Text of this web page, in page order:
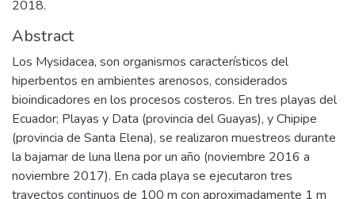
2018.
Abstract
Los Mysidacea, son organismos característicos del
hiperbentos en ambientes arenosos, considerados
bioindicadores en los procesos costeros. En tres playas del
Ecuador; Playas y Data (provincia del Guayas), y Chipipe
(provincia de Santa Elena), se realizaron muestreos durante
la bajamar de luna llena por un año (noviembre 2016 a
noviembre 2017). En cada playa se ejecutaron tres
trayectos continuos de 100 m con aproximadamente 1 m